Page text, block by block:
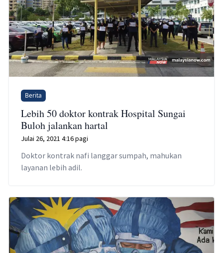
Berita
Lebih 50 doktor kontrak Hospital Sungai
Buloh jalankan hartal
Julai 26, 2021 4:16 pagi
Doktor kontrak nafi langgar sumpah, mahukan
layanan lebih adil.